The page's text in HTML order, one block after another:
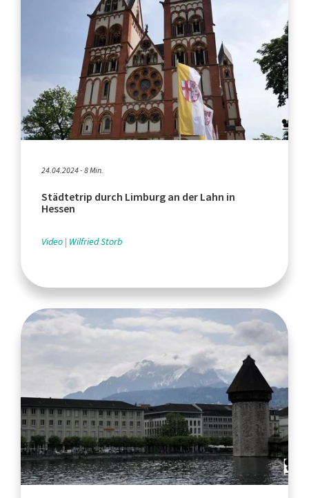
24.04.2024 - 8 Min.
Städtetrip durch Limburg an der Lahn in
Hessen
Video Wilfried Storb